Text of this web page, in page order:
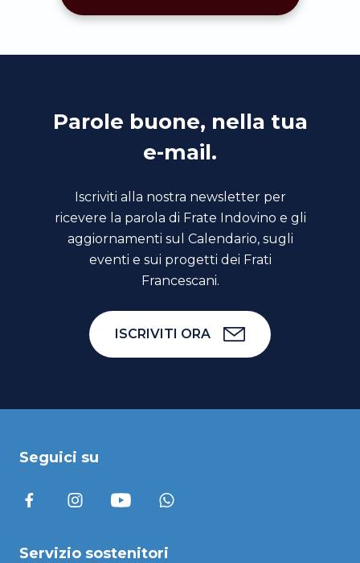
Parole buone, nella tua
e-mail.
Iscriviti alla nostra newsletter per
ricevere la parola di Frate Indovino e gli
aggiornamenti sul Calendario, sugli
eventi e sui progetti dei Frati
Francescani.
ISCRIVITI ORA
Seguici su
Servizio sostenitori